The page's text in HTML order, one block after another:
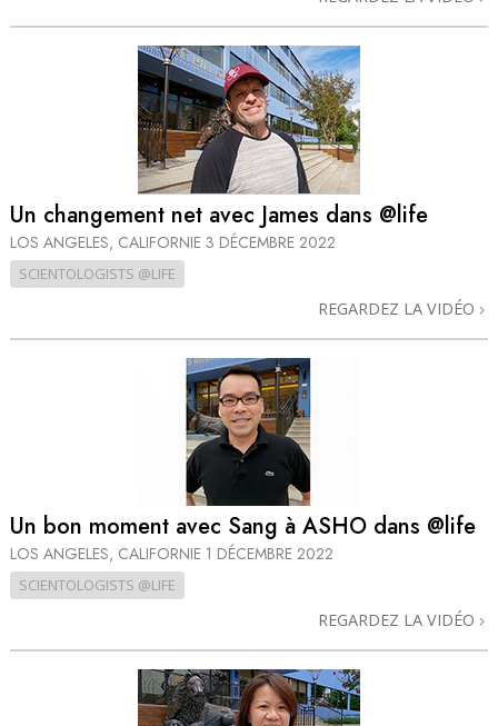
Un changement net avec James dans @life
LOS ANGELES, CALIFORNIE 3 DÉCEMBRE 2022
SCIENTOLOGISTS @LIFE
REGARDEZ LA VIDÉO
Un bon moment avec Sang à ASHO dans @life
LOS ANGELES, CALIFORNIE 1 DÉCEMBRE 2022
SCIENTOLOGISTS @LIFE
REGARDEZ LA VIDÉO